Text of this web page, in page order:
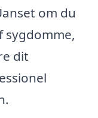
om du
sygdomme,
dit